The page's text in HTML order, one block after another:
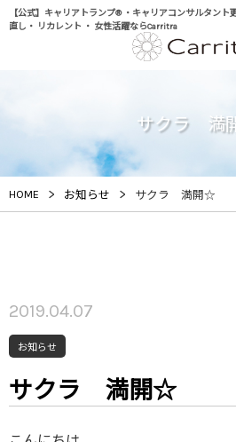
【公式】キャリアトランプ® ・キャリアコンサルタント
直し・ リカレント ・ 女性活躍ならCarritra
サクラ 満
HOME > お知らせ > サクラ 満開☆
2019.04.07
お知らせ
サクラ 満開☆